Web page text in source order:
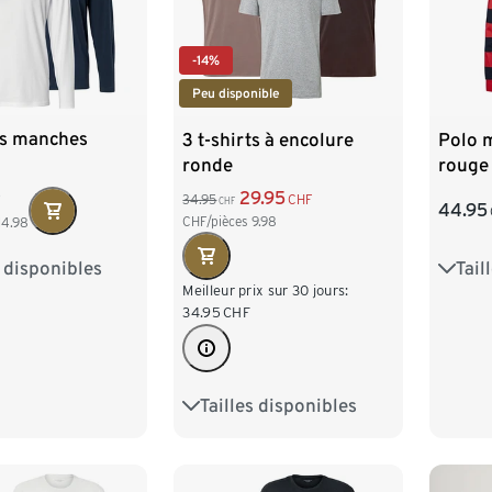
manches
disponibles
M 48/50
-14%
Peu disponible
3 t-shirts à encolure
ronde
34.95 CHF 29.95CHF
CHF/pièces9.98
Meilleur prix sur 30 jours:
34.95 CHF
Tailles disponibles
S 44/46 M 48/50
Polo
rouge
44.95
S